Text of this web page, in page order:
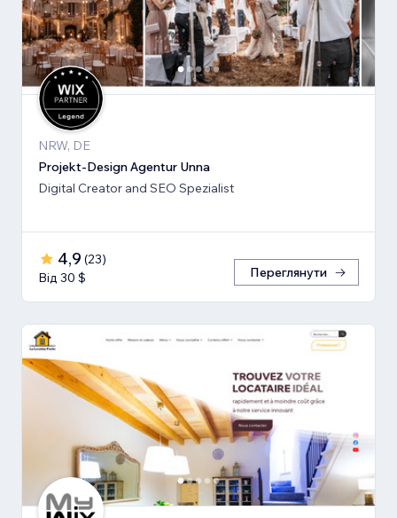
NRW, DE
Projekt-Design Agentur Unna
Digital Creator and SEO Spezialist
4,9 (23)
Від 30 $
Переглянути